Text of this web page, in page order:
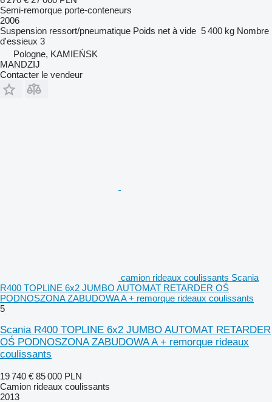
Semi-remorque porte-conteneurs
2006
Suspension ressort/pneumatique Poids net à vide 5 400 kg Nombre
d'essieux 3
Pologne, KAMIEŃSK
MANDZIJ
Contacter le vendeur
camion rideaux coulissants Scania
R400 TOPLINE 6x2 JUMBO AUTOMAT RETARDER OŚ
PODNOSZONA ZABUDOWA A + remorque rideaux coulissants
5
Scania R400 TOPLINE 6x2 JUMBO AUTOMAT RETARDER
OŚ PODNOSZONA ZABUDOWA A + remorque rideaux
coulissants
19 740 € 85 000 PLN
Camion rideaux coulissants
2013